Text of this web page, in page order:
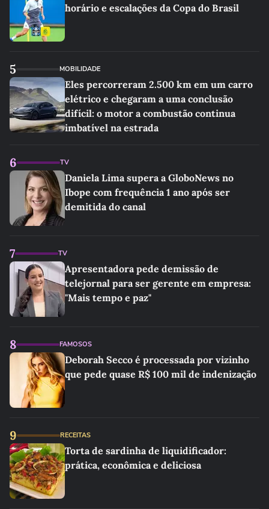
horário e escalações da Copa do Brasil
5 MOBILIDADE
Eles percorreram 2.500 km em um carro
elétrico e chegaram a uma conclusão
difícil: o motor a combustão continua
imbatível na estrada
6 TV
Daniela Lima supera a GloboNews no
Ibope com frequência 1 ano após ser
demitida do canal
7 TV
Apresentadora pede demissão de
telejornal para ser gerente em empresa:
"Mais tempo e paz"
8 FAMOSOS
Deborah Secco é processada por vizinho
que pede quase R$ 100 mil de indenização
9 RECEITAS
Torta de sardinha de liquidificador:
prática, econômica e deliciosa